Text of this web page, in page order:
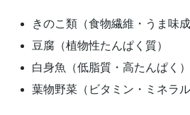
きのこ類（食物繊維・うま味成
豆腐（植物性たんぱく質）
白身魚（低脂質・高たんぱく）
葉物野菜（ビタミン・ミネラル